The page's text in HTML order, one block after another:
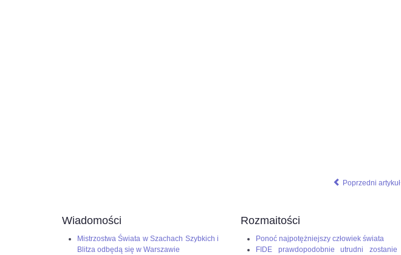
Poprzedni artykuł
Wiadomości
Mistrzostwa Świata w Szachach Szybkich i
Blitza odbędą się w Warszawie
Rozmaitości
Ponoć najpotężniejszy człowiek świata
FIDE prawdopodobnie utrudni zostanie